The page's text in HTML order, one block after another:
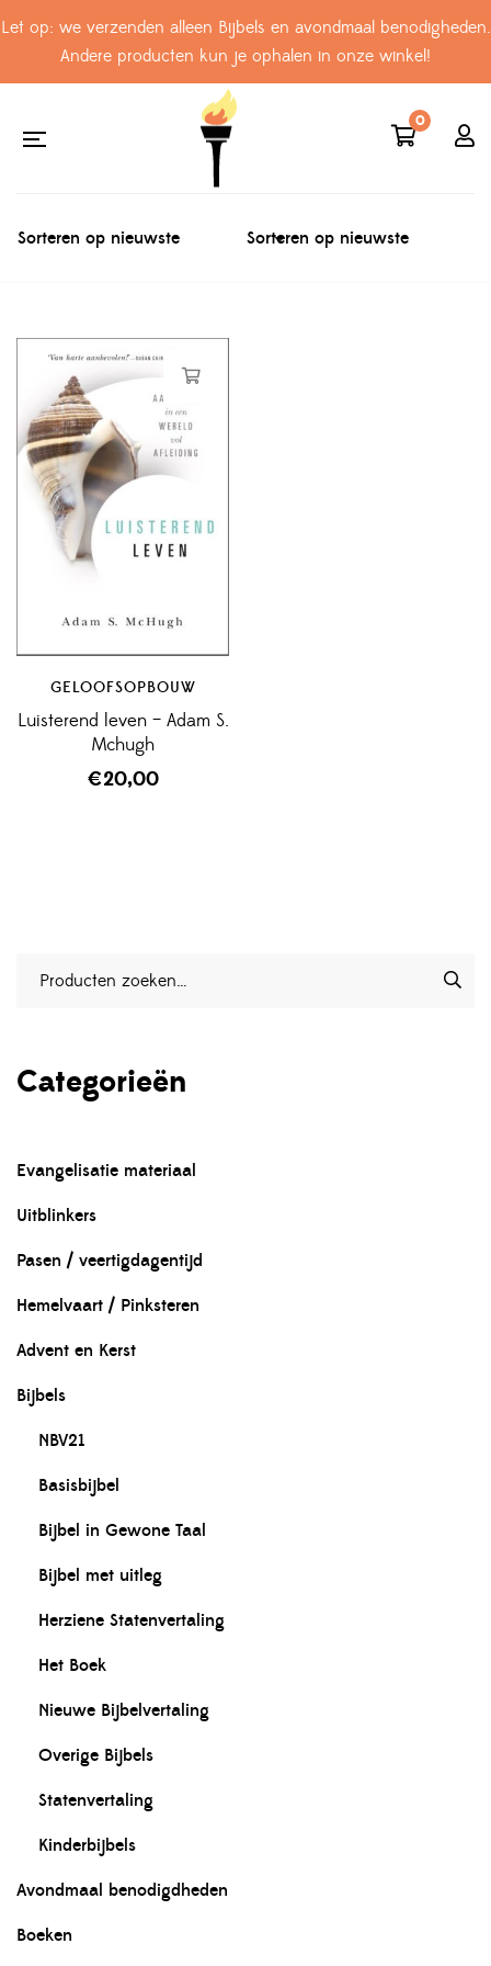
Let op: we verzenden alleen Bijbels en avondmaal benodigheden.
Andere producten kun je ophalen in onze winkel!
0
GELOOFSOPBOUW
Luisterend leven – Adam S.
Mchugh
€20,00
Categorieën
Evangelisatie materiaal
Uitblinkers
Pasen / veertigdagentijd
Hemelvaart / Pinksteren
Advent en Kerst
Bijbels
NBV21
Basisbijbel
Bijbel in Gewone Taal
Bijbel met uitleg
Herziene Statenvertaling
Het Boek
Nieuwe Bijbelvertaling
Overige Bijbels
Statenvertaling
Kinderbijbels
Avondmaal benodigdheden
Boeken